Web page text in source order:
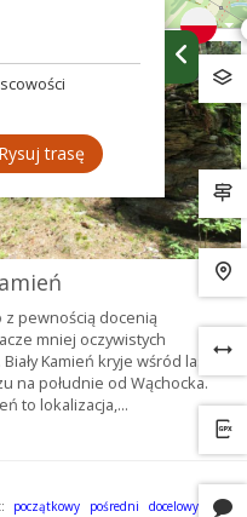
trasę
z pewnością docenią
mniej oczywistych
Kamień kryje wśród lasów
na południe od Wąchocka.
to lokalizacja,...
początkowy pośredni docelowy